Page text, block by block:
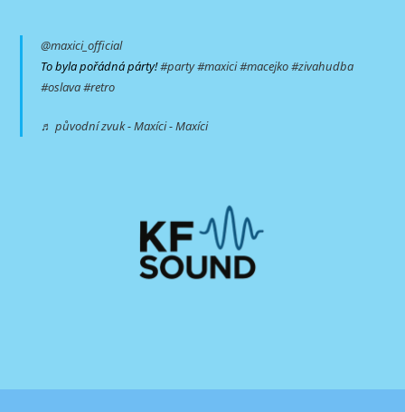
@maxici_official
To byla pořádná párty!#party#maxici#macejko#zivahudba
#oslava#retro
♬ původní zvuk - Maxíci - Maxíci